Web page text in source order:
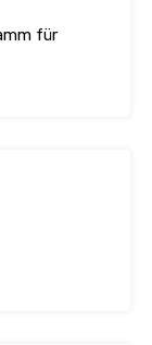
für